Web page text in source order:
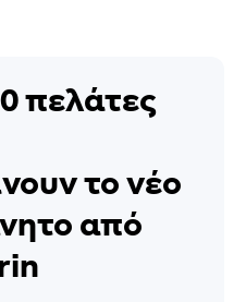
πελάτες
το νέο
από